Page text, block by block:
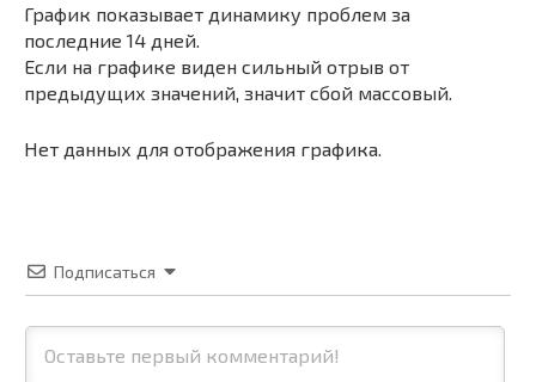
График показывает динамику проблем за
последние 14 дней.
Если на графике виден сильный отрыв от
предыдущих значений, значит сбой массовый.
Нет данных для отображения графика.
Подписаться